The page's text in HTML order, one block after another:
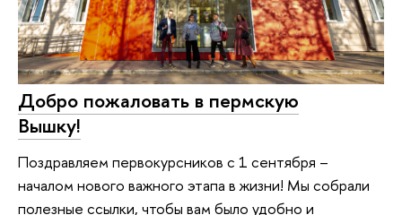
Добро пожаловать в пермскую
Вышку!
Поздравляем первокурсников с 1 сентября –
началом нового важного этапа в жизни! Мы собрали
полезные ссылки, чтобы вам было удобно и